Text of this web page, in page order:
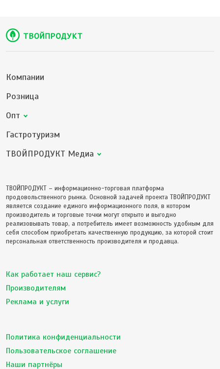
Компании
Розница
Опт
Гастротуризм
ТВОЙПРОДУКТ Медиа
ТВОЙПРОДУКТ – информационно-торговая платформа
продовольственного рынка. Основной задачей проекта ТВОЙПРОДУКТ
является создание единого информационного поля, в котором
производитель и торговые точки могут открыто и выгодно
реализовывать товар, а потребитель имеет возможность удобным для
себя способом приобретать качественную продукцию, за которой стоит
персональная ответственность производителя и продавца.
Как работает наш сервис?
Производителям
Реклама и услуги
Политика конфиденциальности
Пользовательское соглашение
Наши партнёры